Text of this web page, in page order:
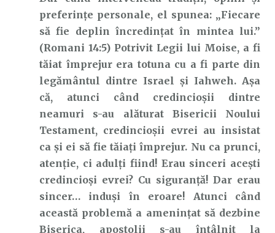
preferințe personale, el spunea: „Fiecare
să fie deplin încredinţat în mintea lui.”
(Romani 14:5) Potrivit Legii lui Moise, a fi
tăiat împrejur era totuna cu a fi parte din
legământul dintre Israel și Iahweh. Așa
că, atunci când credincioșii dintre
neamuri s-au alăturat Bisericii Noului
Testament, credincioșii evrei au insistat
ca și ei să fie tăiați împrejur. Nu ca prunci,
atenție, ci adulți fiind! Erau sinceri acești
credincioși evrei? Cu siguranță! Dar erau
sincer… induși în eroare! Atunci când
această problemă a amenințat să dezbine
Biserica, apostolii s-au întâlnit la